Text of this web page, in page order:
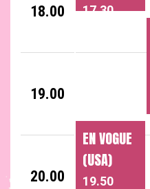
18.00
19.00
20.00
17.30
EN VOGUE
(USA)
19.50